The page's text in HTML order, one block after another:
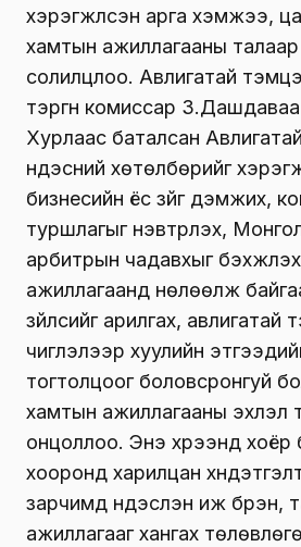
хэрэгжүүлсэн арга хэмжээ,
хамтын ажиллагааны талаар
солилцлоо. Авлигатай
тэргүүн комиссар
Хурлаас баталсан
үндэсний хөтөлбөрийг
бизнесийн ёс зүйг дэмжих,
туршлагыг нэвтрүүлэх,
арбитрын чадавхыг
ажиллагаанд нөлөөлж
зүйлсийг арилгах, авлигатай
чиглэлээр хуулийн
тогтолцоог боловсронгуй
хамтын ажиллагааны эхлэл
онцоллоо. Энэ хүрээнд хоёр
хооронд харилцан
зарчимд үндэслэн иж бүрэн,
ажиллагааг хангах